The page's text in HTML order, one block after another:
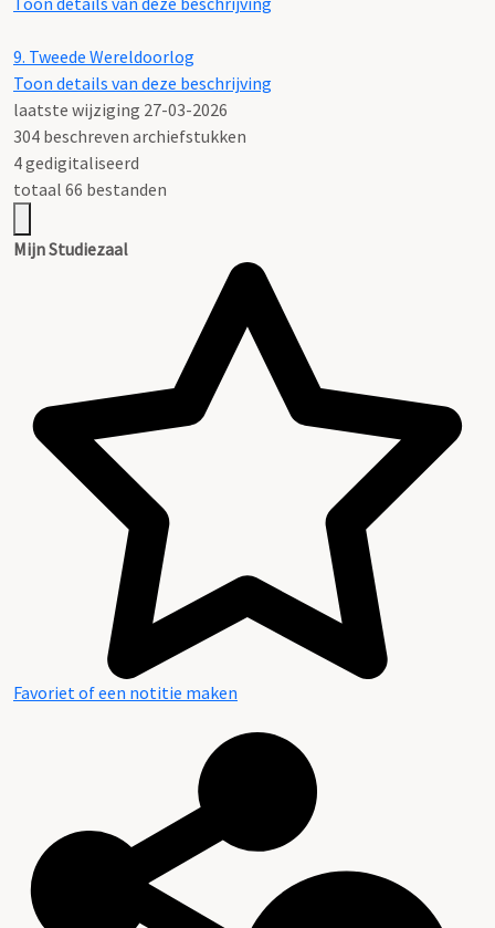
9. Tweede Wereldoorlog
Toon details van deze beschrijving
laatste wijziging 27-03-2026
304 beschreven archiefstukken
4 gedigitaliseerd
totaal 66 bestanden
Mijn Studiezaal
Favoriet of een notitie maken